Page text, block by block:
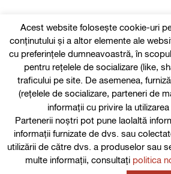
Follow us
Termeni și condiții de utilizare
Politica de cookie-uri
Politica de Confidențialitate
Acest website folosește cookie-uri
conținutului și a altor elemente ale
cu preferințele dumneavoastră, în
pentru rețelele de socializare (like,
traficului pe site. De asemenea,
(rețelele de socializare, parteneri de
informații cu privire la
Partenerii noștri pot pune laolaltă
informații furnizate de dvs. sau
utilizării de către dvs. a produselor sau
multe informații, consultați politica